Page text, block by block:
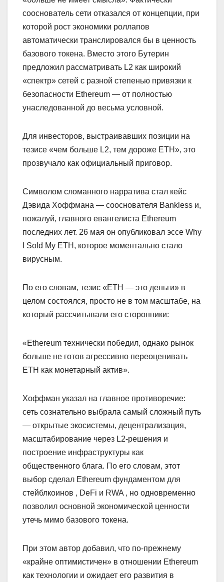
сооснователь сети отказался от концепции, при
которой рост экономики роллапов
автоматически транслировался бы в ценность
базового токена. Вместо этого Бутерин
предложил рассматривать L2 как широкий
«спектр» сетей с разной степенью привязки к
безопасности Ethereum — от полностью
унаследованной до весьма условной.
Для инвесторов, выстраивавших позиции на
тезисе «чем больше L2, тем дороже ETH», это
прозвучало как официальный приговор.
Символом сломанного нарратива стал кейс
Дэвида Хоффмана — сооснователя Bankless и,
пожалуй, главного евангелиста Ethereum
последних лет. 26 мая он опубликовал эссе Why
I Sold My ETH, которое моментально стало
вирусным.
По его словам, тезис «ETH — это деньги» в
целом состоялся, просто не в том масштабе, на
который рассчитывали его сторонники:
«Ethereum технически победил, однако рынок
больше не готов агрессивно переоценивать
ETH как монетарный актив».
Хоффман указал на главное противоречие:
сеть сознательно выбрала самый сложный путь
— открытые экосистемы, децентрализация,
масштабирование через L2-решения и
построение инфраструктуры как
общественного блага. По его словам, этот
выбор сделал Ethereum фундаментом для
стейблкоинов , DeFi и RWA , но одновременно
позволил основной экономической ценности
утечь мимо базового токена.
При этом автор добавил, что по-прежнему
«крайне оптимистичен» в отношении Ethereum
как технологии и ожидает его развития в